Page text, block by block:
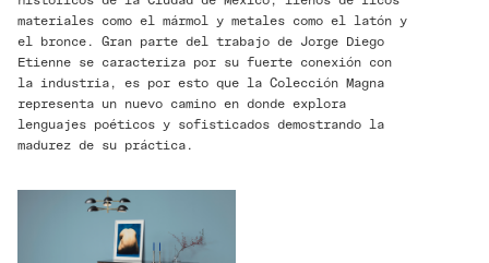
materiales como el mármol y metales como el latón y
el bronce. Gran parte del trabajo de Jorge Diego
Etienne se caracteriza por su fuerte conexión con
la industria, es por esto que la Colección Magna
representa un nuevo camino en donde explora
lenguajes poéticos y sofisticados demostrando la
madurez de su práctica.